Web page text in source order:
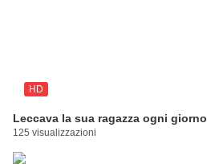
HD
Leccava la sua ragazza ogni giorno
125 visualizzazioni